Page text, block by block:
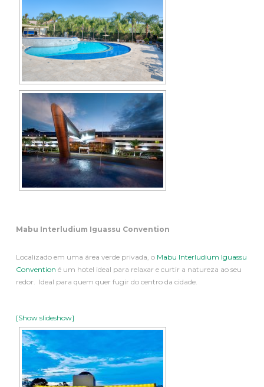
Mabu Interludium Iguassu Convention
Localizado em uma área verde privada, o Mabu Interludium Iguassu
Convention é um hotel ideal para relaxar e curtir a natureza ao seu
redor. Ideal para quem quer fugir do centro da cidade.
[Show slideshow]